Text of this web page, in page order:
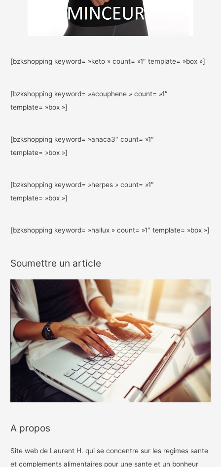
[bzkshopping keyword= »keto » count= »1″ template= »box »]
[bzkshopping keyword= »acouphene » count= »1″
template= »box »]
[bzkshopping keyword= »anaca3″ count= »1″
template= »box »]
[bzkshopping keyword= »herpes » count= »1″
template= »box »]
[bzkshopping keyword= »hallux » count= »1″ template= »box »]
Soumettre un article
A propos
Site web de Laurent H. qui se concentre sur les regimes sante
et complements alimentaires pour une sante et un bonheur